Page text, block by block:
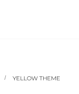
/ YELLOW THEME